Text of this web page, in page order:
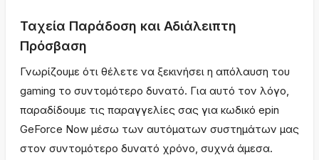
Ταχεία Παράδοση και Αδιάλειπτη
Πρόσβαση
Γνωρίζουμε ότι θέλετε να ξεκινήσει η απόλαυση του
gaming το συντομότερο δυνατό. Για αυτό τον λόγο,
παραδίδουμε τις παραγγελίες σας για κωδικό epin
GeForce Now μέσω των αυτόματων συστημάτων μας
στον συντομότερο δυνατό χρόνο, συχνά άμεσα.